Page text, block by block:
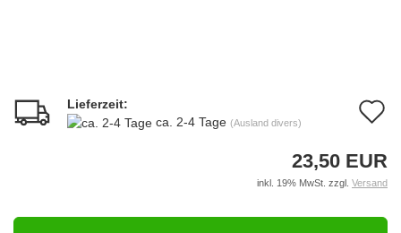
Lieferzeit:
ca. 2-4 Tage (Ausland divers)
23,50 EUR
inkl. 19% MwSt. zzgl. Versand